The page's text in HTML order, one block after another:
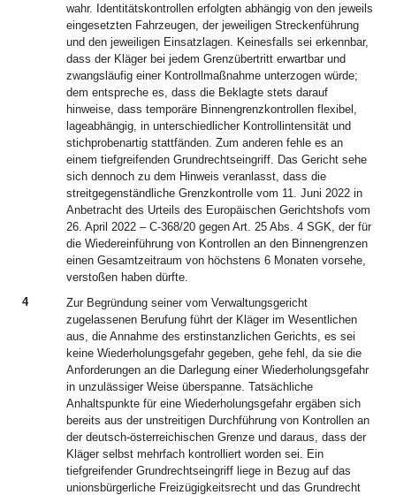
wahr. Identitätskontrollen erfolgten abhängig von den jeweils
eingesetzten Fahrzeugen, der jeweiligen Streckenführung
und den jeweiligen Einsatzlagen. Keinesfalls sei erkennbar,
dass der Kläger bei jedem Grenzübertritt erwartbar und
zwangsläufig einer Kontrollmaßnahme unterzogen würde;
dem entspreche es, dass die Beklagte stets darauf
hinweise, dass temporäre Binnengrenzkontrollen flexibel,
lageabhängig, in unterschiedlicher Kontrollintensität und
stichprobenartig stattfänden. Zum anderen fehle es an
einem tiefgreifenden Grundrechtseingriff. Das Gericht sehe
sich dennoch zu dem Hinweis veranlasst, dass die
streitgegenständliche Grenzkontrolle vom 11. Juni 2022 in
Anbetracht des Urteils des Europäischen Gerichtshofs vom
26. April 2022 – C-368/20 gegen Art. 25 Abs. 4 SGK, der für
die Wiedereinführung von Kontrollen an den Binnengrenzen
einen Gesamtzeitraum von höchstens 6 Monaten vorsehe,
verstoßen haben dürfte.
4
Zur Begründung seiner vom Verwaltungsgericht
zugelassenen Berufung führt der Kläger im Wesentlichen
aus, die Annahme des erstinstanzlichen Gerichts, es sei
keine Wiederholungsgefahr gegeben, gehe fehl, da sie die
Anforderungen an die Darlegung einer Wiederholungsgefahr
in unzulässiger Weise überspanne. Tatsächliche
Anhaltspunkte für eine Wiederholungsgefahr ergäben sich
bereits aus der unstreitigen Durchführung von Kontrollen an
der deutsch-österreichischen Grenze und daraus, dass der
Kläger selbst mehrfach kontrolliert worden sei. Ein
tiefgreifender Grundrechtseingriff liege in Bezug auf das
unionsbürgerliche Freizügigkeitsrecht und das Grundrecht